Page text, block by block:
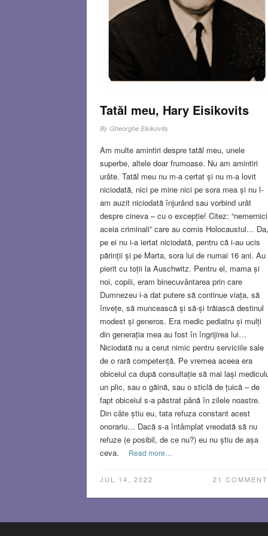
Tatăl meu, Hary Eisikovits
By Gheorghe Eisikovits
Am multe amintiri despre tatăl meu, unele
superbe, altele doar frumoase. Nu am amintiri
urâte. Tatăl meu nu m-a certat și nu m-a lovit
niciodată, nici pe mine nici pe sora mea și nu l-
am auzit niciodată înjurând sau vorbind urât
despre cineva – cu o excepție! Citez:
aceia criminali” care au comis Holocaustul… Da,
pe ei nu i-a iertat niciodată, pentru că i-au ucis
părinții și pe Marta, sora lui de numai 16 ani. Au
pierit cu toții la Auschwitz. Pentru el, mama și
noi, copiii, eram binecuvântarea prin care
Dumnezeu i-a dat putere să continue viața, să
învețe, să muncească și să-și trăiască destinul
modest și generos. Era medic pediatru și mulți
din generația mea au fost în îngrijirea lui…
Niciodată nu a cerut nimic pentru serviciile sale
de o rară competență. Pe vremea aceea era
obiceiul ca după consultație să mai lași
un plic, sau o găină, sau o sticlă de țuică – de
fapt obiceiul s-a păstrat până în zilele noastre.
Din câte știu eu, tata refuza constant acest
onorariu… Dacă s-a întâmplat vreodată să nu
refuze (e posibil, de ce nu?) eu nu știu de așa
ceva.
Read more…
JUL 14, 2022 21